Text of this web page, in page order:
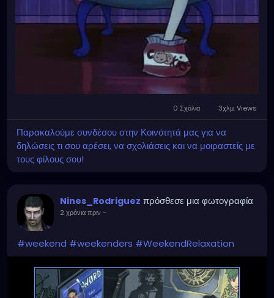
0 Σχόλια 3χλμ. Views
Παρακαλούμε συνδέσου στην Κοινότητά μας για να
δηλώσεις τι σου αρέσει, να σχολιάσεις και να μοιραστείς με
τους φίλους σου!
Nines_Rodriguez πρόσθεσε μια φωτογραφία
2 χρόνια πριν -
#weekend #weekenders #WeekendRelaxation